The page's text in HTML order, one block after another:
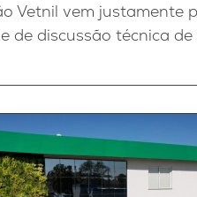
Vetnil vem
de discussão técnica de